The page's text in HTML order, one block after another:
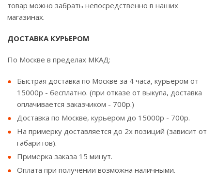
товар можно забрать непосредственно в наших
магазинах.
ДОСТАВКА КУРЬЕРОМ
По Москве в пределах МКАД:
Быстрая доставка по Москве за 4 часа, курьером от
15000р - бесплатно. (при отказе от выкупа, доставка
оплачивается заказчиком - 700р.)
Доставка по Москве, курьером до 15000р - 700р.
На примерку доставляется до 2х позиций (зависит от
габаритов).
Примерка заказа 15 минут.
Оплата при получении возможна наличными.